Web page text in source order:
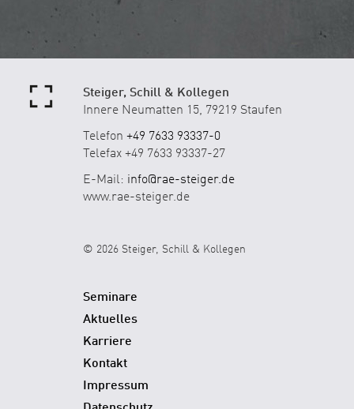
Steiger, Schill & Kollegen
Innere Neumatten 15, 79219 Staufen
Telefon +49 7633 93337-0
Telefax +49 7633 93337-27
E-Mail: info@rae-steiger.de
www.rae-steiger.de
© 2026 Steiger, Schill & Kollegen
Seminare
Aktuelles
Karriere
Kontakt
Impressum